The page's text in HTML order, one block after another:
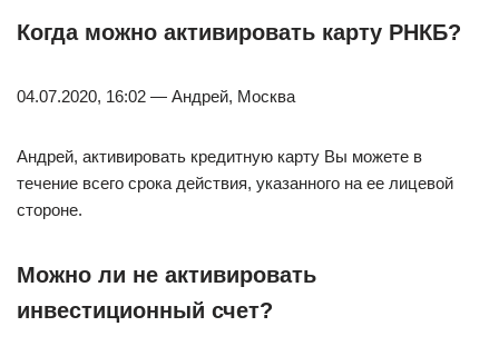
Когда можно активировать карту РНКБ?
04.07.2020, 16:02 — Андрей, Москва
Андрей, активировать кредитную карту Вы можете в
течение всего срока действия, указанного на ее лицевой
стороне.
Можно ли не активировать
инвестиционный счет?